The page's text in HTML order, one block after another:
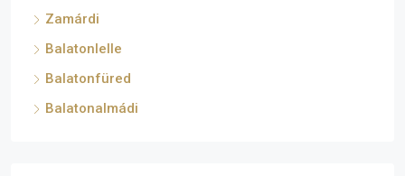
Zamárdi
Balatonlelle
Balatonfüred
Balatonalmádi